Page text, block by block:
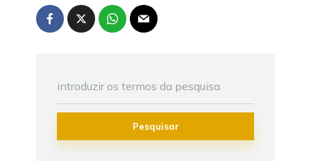
Pesquisar